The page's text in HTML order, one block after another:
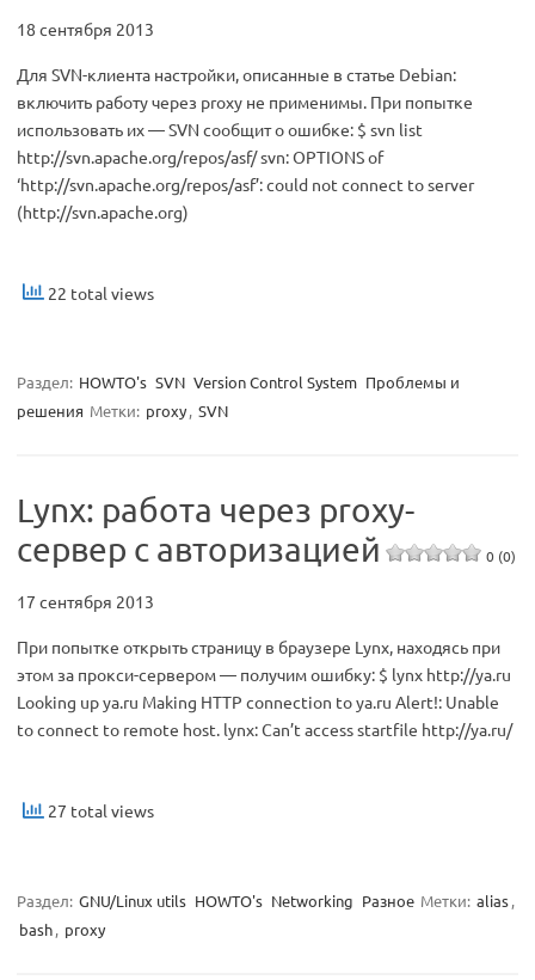
18 сентября 2013
Для SVN-клиента настройки, описанные в статье Debian:
включить работу через proxy не применимы. При попытке
использовать их — SVN сообщит о ошибке: $ svn list
http://svn.apache.org/repos/asf/ svn: OPTIONS of
‘http://svn.apache.org/repos/asf’: could not connect to server
(http://svn.apache.org)
22 total views
Раздел: HOWTO's SVN Version Control System Проблемы и
решения Метки: proxy, SVN
Lynx: работа через proxy-
сервер с авторизацией
0 (0)
17 сентября 2013
При попытке открыть страницу в браузере Lynx, находясь при
этом за прокси-сервером — получим ошибку: $ lynx http://ya.ru
Looking up ya.ru Making HTTP connection to ya.ru Alert!: Unable
to connect to remote host. lynx: Can’t access startfile http://ya.ru/
27 total views
Раздел: GNU/Linux utils HOWTO's Networking Разное Метки: alias,
bash, proxy